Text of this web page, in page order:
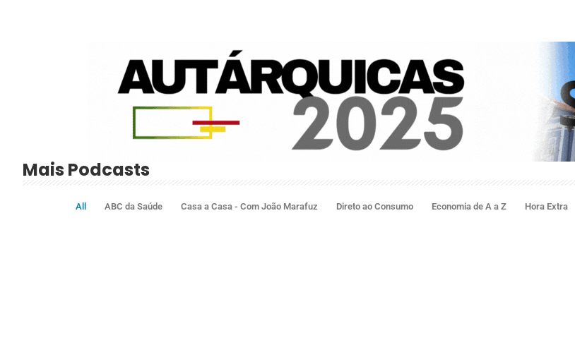
Mais Podcasts
All ABC da Saúde Casa a Casa - Com João Marafuz Direto ao Consumo Economia de A a Z Hora Extra